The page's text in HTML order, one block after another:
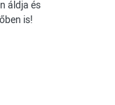
áldja és
is!